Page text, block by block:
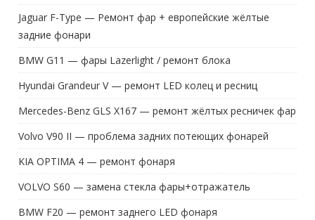
Jaguar F-Type — Ремонт фар + европейские жёлтые
задние фонари
BMW G11 — фары Lazerlight / ремонт блока
Hyundai Grandeur V — ремонт LED колец и ресниц
Mercedes-Benz GLS X167 — ремонт жёлтых ресничек фар
Volvo V90 II — проблема задних потеющих фонарей
KIA OPTIMA 4 — ремонт фонаря
VOLVO S60 — замена стекла фары+отражатель
BMW F20 — ремонт заднего LED фонаря